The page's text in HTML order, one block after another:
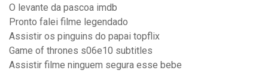
O levante da pascoa imdb
Pronto falei filme legendado
Assistir os pinguins do papai topflix
Game of thrones s06e10 subtitles
Assistir filme ninguem segura esse bebe